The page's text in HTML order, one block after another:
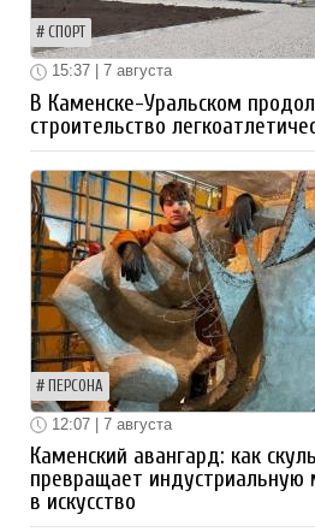
СПОРТ
15:37 | 7 августа
В Каменске-Уральском
строительство
ПЕРСОНА
12:07 | 7 августа
Каменский авангард: как
превращает индустриальную
в искусство